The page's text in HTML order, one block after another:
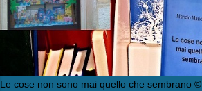
Le cose non sono mai quello che sembrano ©